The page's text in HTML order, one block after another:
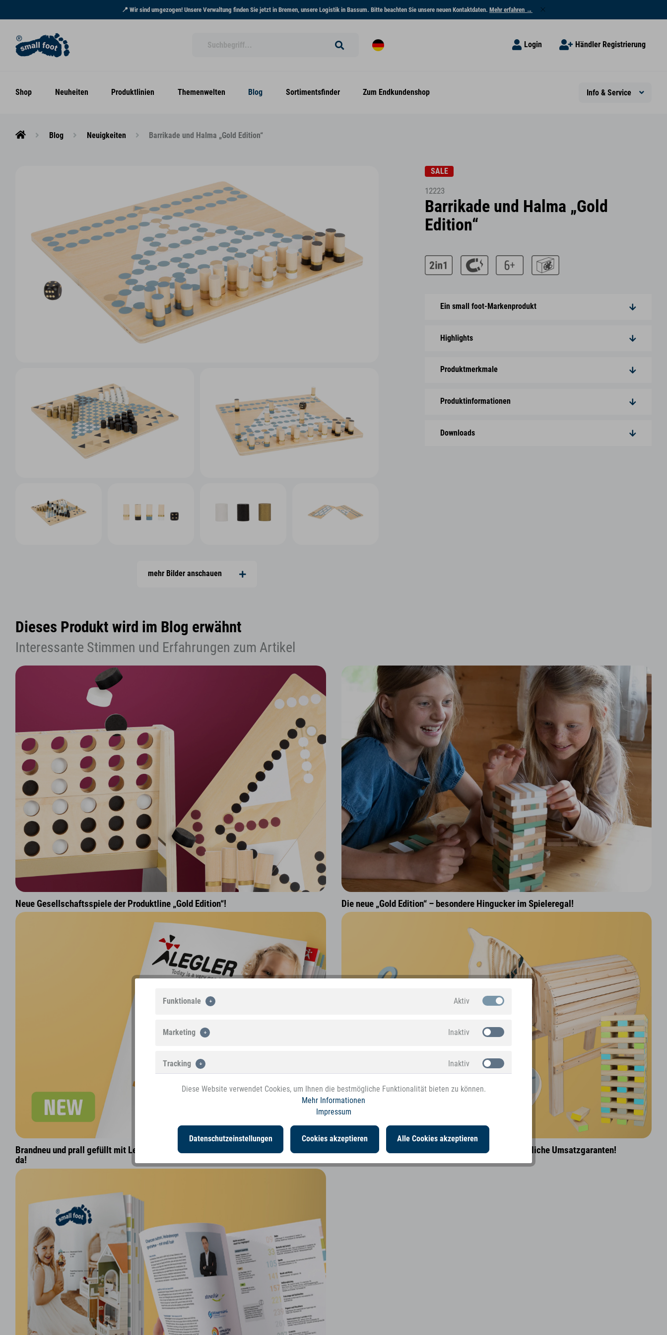
📍 Wir sind umgezogen! Unsere Verwaltung finden Sie jetzt in Bremen, unsere Logistik in Bassum. Bitte beachten Sie unsere neuen Kontaktdaten. Mehr erfahren →
Login Händler Registrierung
Shop Neuheiten Produktlinien Themenwelten Blog Sortimentsfinder Zum Endkundenshop Info & Service
Blog Neuigkeiten Barrikade und Halma „Gold Edition“
SALE
12223
Barrikade und Halma „Gold
Edition“
Ein small foot-Markenprodukt
Highlights
Produktmerkmale
Produktinformationen
Downloads
mehr Bilder anschauen
Dieses Produkt wird im Blog erwähnt
Interessante Stimmen und Erfahrungen zum Artikel
Neue Gesellschaftsspiele der Produktline „Gold Edition“! Die neue „Gold Edition“ – besondere Hingucker im Spieleregal!
Brandneu und prall gefüllt mit Legler-Highlights: Der neue Katalog 2021/2022 ist
da!
Diese Spielwaren-Highlights sind 2021/22 verlässliche Umsatzgaranten!
Funktionale Aktiv
Marketing Inaktiv
Tracking Inaktiv
Diese Website verwendet Cookies, um Ihnen die bestmögliche Funktionalität bieten zu können.
Mehr Informationen
Impressum
Datenschutzeinstellungen Cookies akzeptieren Alle Cookies akzeptieren